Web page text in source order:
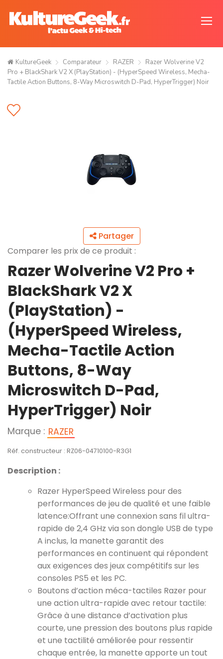
KultureGeek Comparateur RAZER
Razer Wolverine V2
Pro + BlackShark V2 X (PlayStation) - (HyperSpeed Wireless, Mecha-
Tactile Action Buttons, 8-Way Microswitch D-Pad, HyperTrigger) Noir
Partager
Comparer les prix de ce produit :
Razer Wolverine V2 Pro +
BlackShark V2 X
(PlayStation) -
(HyperSpeed Wireless,
Mecha-Tactile Action
Buttons, 8-Way
Microswitch D-Pad,
HyperTrigger) Noir
Marque : RAZER
Réf. constructeur : RZ06-04710100-R3G1
Description :
Razer HyperSpeed Wireless pour des
performances de jeu de qualité et une faible
latence:Offrant une connexion sans fil ultra-
rapide de 2,4 GHz via son dongle USB de type
A inclus, la manette garantit des
performances en continuent qui répondent
aux exigences des jeux compétitifs sur les
consoles PS5 et les PC.
Boutons d’action méca-tactiles Razer pour
une action ultra-rapide avec retour tactile:
Grâce à une distance d’activation plus
courte, une pression des boutons plus rapide
et une tactilité améliorée pour ressentir
chaque entrée, la manette apporte un tout